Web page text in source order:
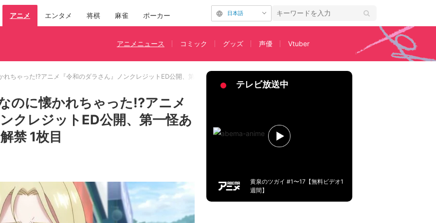
アニメ エンタメ 将棋 麻雀 ポーカー 日本語
アニメニュース コミック グッズ 声優 Vtuber
れちゃった!?アニメ『令和のダラさん』ノンクレジットED公開、第一怪あらすじ・先行カットも解禁
のに懐かれちゃった!?アニメ
クレジットED公開、第一怪あ
禁 1枚目
テレビ放送中
黄泉のツガイ #1〜17【無料ビデオ1
週間】